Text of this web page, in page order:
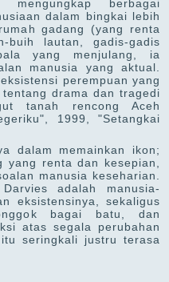
mengungkap berbagai
dalam bingkai lebih
gadang (yang renta
lautan, gadis-gadis
yang menjulang, ia
manusia yang aktual.
perempuan yang
drama dan tragedi
tanah rencong Aceh
1999, "Setangkai
dalam memainkan ikon;
yang renta dan kesepian,
manusia keseharian.
adalah manusia-
eksistensinya, sekaligus
bagai batu, dan
atas segala perubahan
seringkali justru terasa